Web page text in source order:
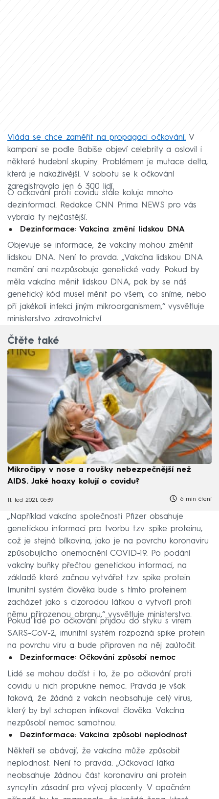
Vláda se chce zaměřit na propagaci očkování. V
kampani se podle Babiše objeví celebrity a oslovil i
některé hudební skupiny. Problémem je mutace delta,
která je nakažlivější. V sobotu se k očkování
zaregistrovalo jen 6 300 lidí.
O očkování proti covidu stále koluje mnoho
dezinformací. Redakce CNN Prima NEWS pro vás
vybrala ty nejčastější.
Dezinformace: Vakcína změní lidskou DNA
Objevuje se informace, že vakcíny mohou změnit
lidskou DNA. Není to pravda. „Vakcína lidskou DNA
nemění ani nezpůsobuje genetické vady. Pokud by
měla vakcína měnit lidskou DNA, pak by se náš
genetický kód musel měnit po všem, co sníme, nebo
při jakékoli infekci jiným mikroorganismem,“ vysvětluje
ministerstvo zdravotnictví.
Čtěte také
Mikročipy v nose a roušky nebezpečnější než
AIDS. Jaké hoaxy kolují o covidu?
11. led 2021, 06:39 6 min čtení
„Například vakcína společnosti Pfizer obsahuje
genetickou informaci pro tvorbu tzv. spike proteinu,
což je stejná bílkovina, jako je na povrchu koronaviru
způsobujícího onemocnění COVID-19. Po podání
vakcíny buňky přečtou genetickou informaci, na
základě které začnou vytvářet tzv. spike protein.
Imunitní systém člověka bude s tímto proteinem
zacházet jako s cizorodou látkou a vytvoří proti
němu přirozenou obranu,“ vysvětluje ministerstvo.
Pokud lidé po očkování přijdou do styku s virem
SARS-CoV-2, imunitní systém rozpozná spike protein
na povrchu viru a bude připraven na něj zaútočit.
Dezinformace: Očkování způsobí nemoc
Lidé se mohou dočíst i to, že po očkování proti
covidu u nich propukne nemoc. Pravda je však
taková, že žádná z vakcín neobsahuje celý virus,
který by byl schopen infikovat člověka. Vakcína
nezpůsobí nemoc samotnou.
Dezinformace: Vakcína způsobí neplodnost
Někteří se obávají, že vakcína může způsobit
neplodnost. Není to pravda. „Očkovací látka
neobsahuje žádnou část koronaviru ani protein
syncytin zásadní pro vývoj placenty. V opačném